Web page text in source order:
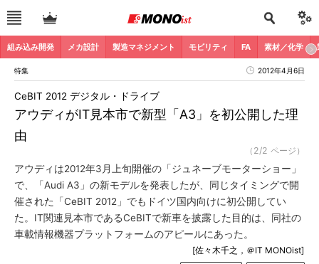
組み込み開発 メカ設計 製造マネジメント モビリティ FA 素材／化学
特集 2012年4月6日
アウディがIT見本市で新型「A3」を初公開した理
由
CeBIT 2012 デジタル・ドライブ
（2/2 ページ）
アウディは2012年3月上旬開催の「ジュネーブモーターショー」
で、「Audi A3」の新モデルを発表したが、同じタイミングで開
催された「CeBIT 2012」でもドイツ国内向けに初公開してい
た。IT関連見本市であるCeBITで新車を披露した目的は、同社の
車載情報機器プラットフォームのアピールにあった。
[佐々木千之，＠IT MONOist]